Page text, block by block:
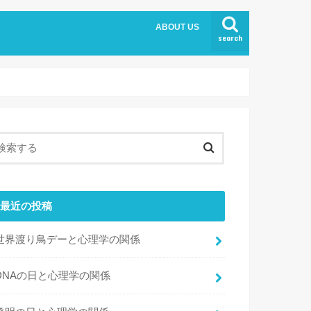
search
ABOUT US
最近の投稿
界渡り鳥デーと心理学の関係
の日と心理学の関係